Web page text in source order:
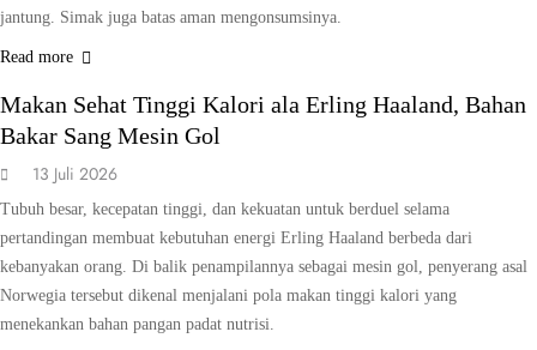
jantung. Simak juga batas aman mengonsumsinya.
Read more
GAYA HIDUP
Makan Sehat Tinggi Kalori ala Erling Haaland, Bahan
Bakar Sang Mesin Gol
13 Juli 2026
Tubuh besar, kecepatan tinggi, dan kekuatan untuk berduel selama
pertandingan membuat kebutuhan energi Erling Haaland berbeda dari
kebanyakan orang. Di balik penampilannya sebagai mesin gol, penyerang asal
Norwegia tersebut dikenal menjalani pola makan tinggi kalori yang
menekankan bahan pangan padat nutrisi.